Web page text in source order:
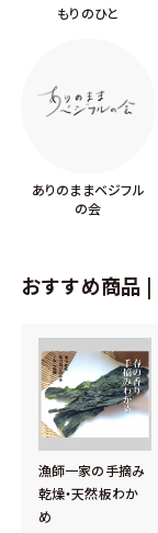
もりのひと
ありのままベジフル
の会
おすすめ商品 |
漁師一家の手摘み
乾燥・天然板わか
め